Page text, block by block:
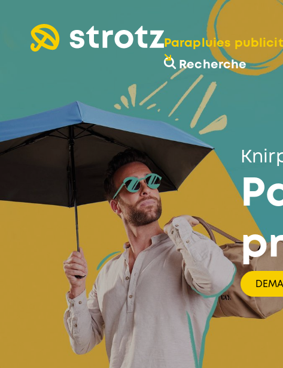
Parapluies
Recherche